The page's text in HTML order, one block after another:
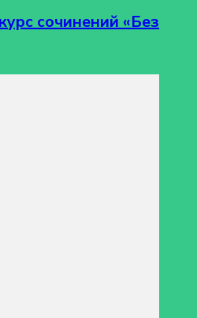
сочинений «Без